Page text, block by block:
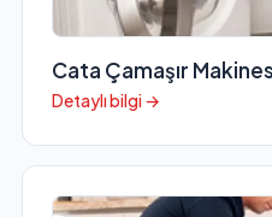
Cata Çamaşır
Detaylı bilgi →